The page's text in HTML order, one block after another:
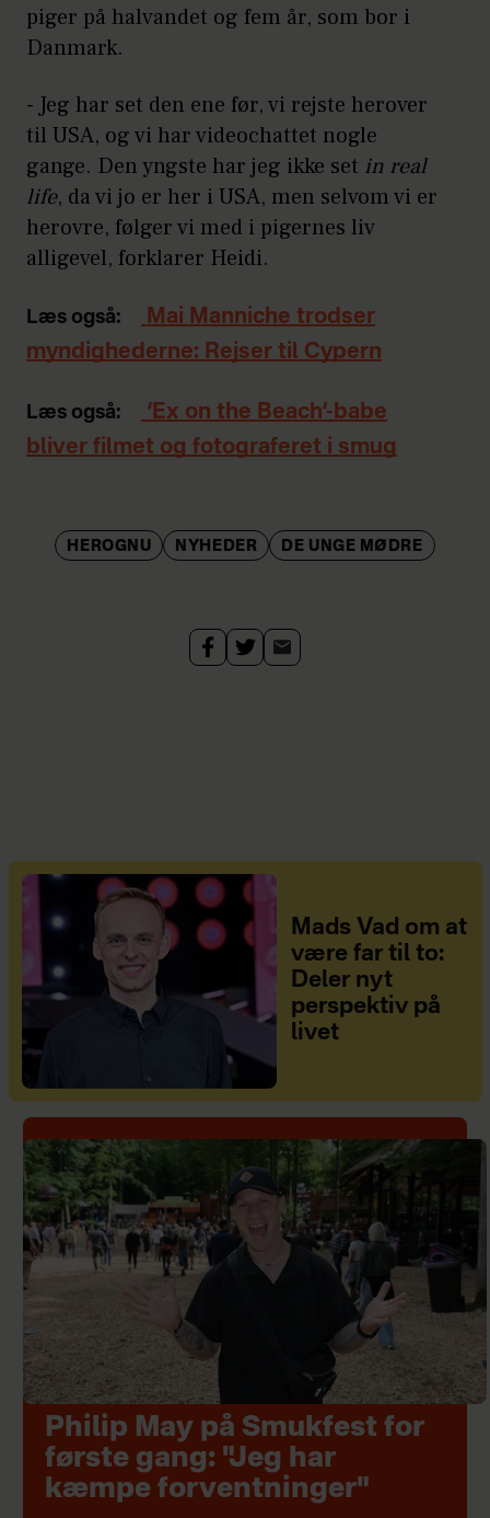
piger på halvandet og fem år, som bor i
Danmark.
- Jeg har set den ene før, vi rejste herover
til USA, og vi har videochattet nogle
gange. Den yngste har jeg ikke set in real
life, da vi jo er her i USA, men selvom vi er
herovre, følger vi med i pigernes liv
alligevel, forklarer Heidi.
Læs også:
Mai Manniche trodser
myndighederne: Rejser til Cypern
Læs også:
‘Ex on the Beach’-babe
bliver filmet og fotograferet i smug
HEROGNU NYHEDER DE UNGE MØDRE
Mads Vad om at
være far til to:
Deler nyt
perspektiv på
livet
Philip May på Smukfest for
første gang: "Jeg har
kæmpe forventninger"